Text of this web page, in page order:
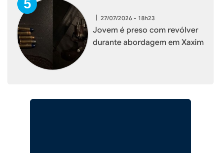
27/07/2026 - 18h23
Jovem é preso com revólver
durante abordagem em Xaxim